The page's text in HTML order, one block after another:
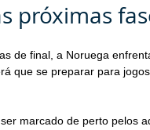
próximas
de final, a Noruega
que se preparar para
marcado de perto pelos